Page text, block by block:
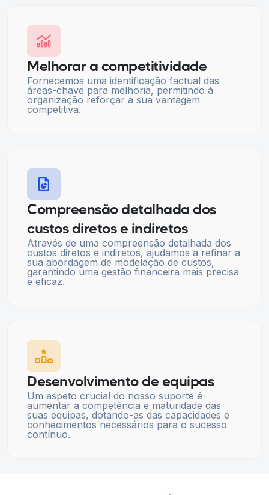
Melhorar a competitividade
Fornecemos uma identificação factual das
áreas-chave para melhoria, permitindo à
organização reforçar a sua vantagem
competitiva.
Compreensão detalhada dos
custos diretos e indiretos
Através de uma compreensão detalhada dos
custos diretos e indiretos, ajudamos a refinar a
sua abordagem de modelação de custos,
garantindo uma gestão financeira mais precisa
e eficaz.
Desenvolvimento de equipas
Um aspeto crucial do nosso suporte é
aumentar a competência e maturidade das
suas equipas, dotando-as das capacidades e
conhecimentos necessários para o sucesso
contínuo.